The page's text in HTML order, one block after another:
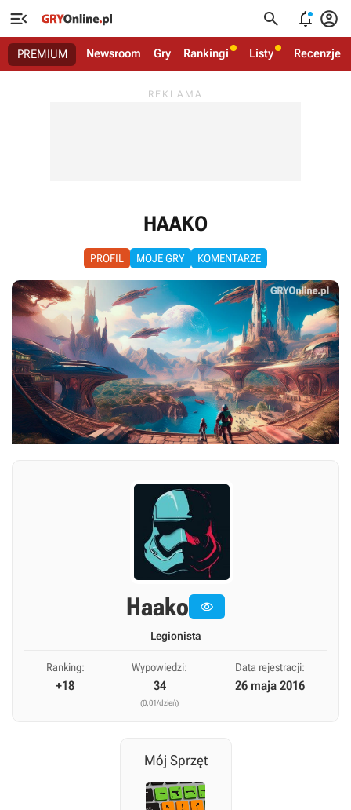
   
PREMIUM Newsroom Gry Rankingi Listy Recenzje
HAAKO
PROFIL MOJE GRY KOMENTARZE
Haako 
Legionista
Ranking:
+18
Wypowiedzi:
34
(0,01/dzień)
Data rejestracji:
26 maja 2016
Mój Sprzęt